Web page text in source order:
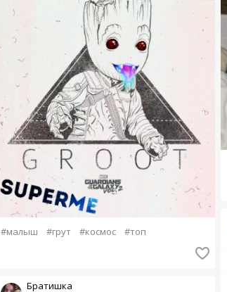
#малыш #грут #космос #топ
Братишка